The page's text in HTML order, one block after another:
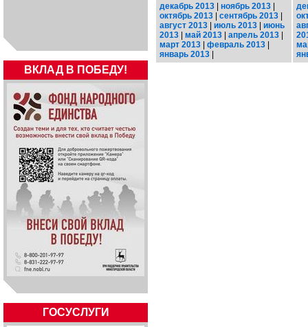
ВКЛАД В ПОБЕДУ!
ГОСУСЛУГИ
декабрь 2013 | ноябрь 2013 |
октябрь 2013 | сентябрь 2013 |
август 2013 | июль 2013 | июнь
2013 | май 2013 | апрель 2013 |
март 2013 | февраль 2013 |
январь 2013 |